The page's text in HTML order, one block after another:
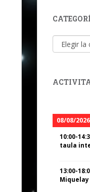
08/08/2026
10:00-
taula
13:00-